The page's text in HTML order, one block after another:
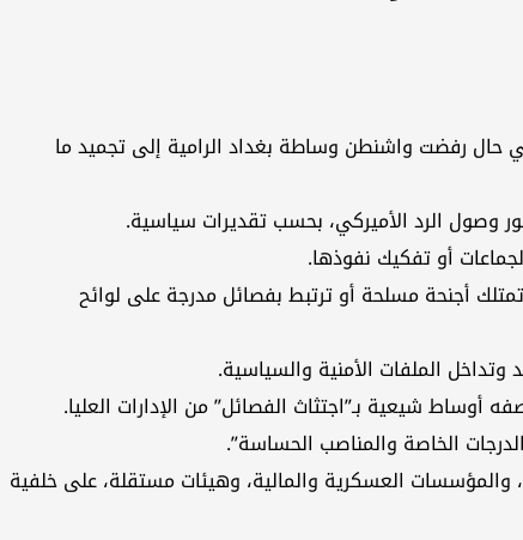
محسوبين على الجماعات المسلحة، في حال رفضت واشنطن وساطة بغداد الرامية إلى تجميد ما
وصول الرد الأميركي، بحسب تقديرات سياسية.
أو تفكيك نفوذها.
أجنحة مسلحة أو ترتبط بفصائل مدرجة على لوائح
الملفات الأمنية والسياسية.
شيعية بـ”اجتثاث الفصائل” من الإدارات العليا.
الخاصة والمناصب الحساسة”.
والمؤسسات العسكرية والمالية، وهيئات مستقلة، على خلفية